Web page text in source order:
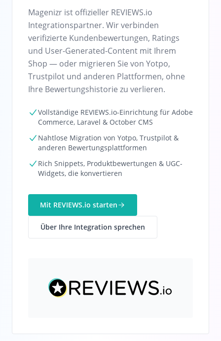
Magenizr ist offizieller REVIEWS.io
Integrationspartner. Wir verbinden
verifizierte Kundenbewertungen, Ratings
und User-Generated-Content mit Ihrem
Shop — oder migrieren Sie von Yotpo,
Trustpilot und anderen Plattformen, ohne
Ihre Bewertungshistorie zu verlieren.
Vollständige REVIEWS.io-Einrichtung für Adobe
Commerce, Laravel & October CMS
Nahtlose Migration von Yotpo, Trustpilot &
anderen Bewertungsplattformen
Rich Snippets, Produktbewertungen & UGC-
Widgets, die konvertieren
Mit REVIEWS.io starten
Über Ihre Integration sprechen